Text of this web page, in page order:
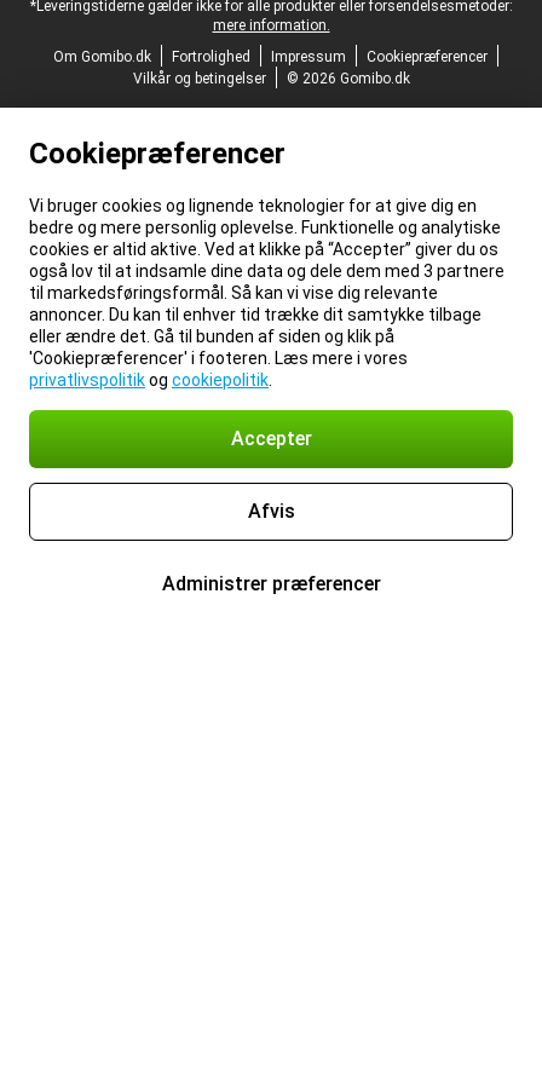
*Leveringstiderne gælder ikke for alle produkter eller forsendelsesmetoder:
mere information.
Om Gomibo.dk
Fortrolighed Impressum
Cookiepræferencer
Vilkår og betingelser
© 2026 Gomibo.dk
Cookiepræferencer
Vi bruger cookies og lignende teknologier for at give dig en
bedre og mere personlig oplevelse. Funktionelle og analytiske
cookies er altid aktive. Ved at klikke på “Accepter” giver du os
også lov til at indsamle dine data og dele dem med 3 partnere
til markedsføringsformål. Så kan vi vise dig relevante
annoncer. Du kan til enhver tid trække dit samtykke tilbage
eller ændre det. Gå til bunden af siden og klik på
'Cookiepræferencer' i footeren. Læs mere i vores
privatlivspolitikog cookiepolitik
Accepter
Afvis
Administrer præferencer